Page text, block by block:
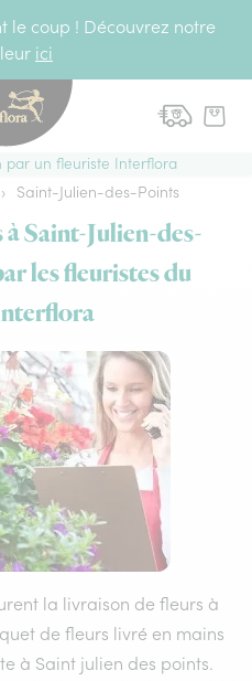
le coup ! Découvrez notre
ici
par un fleuriste Interflora
› Saint-Julien-des-Points
Saint-Julien-des-
les fleuristes du
la livraison de fleurs à
de fleurs livré en mains
à Saint julien des points.